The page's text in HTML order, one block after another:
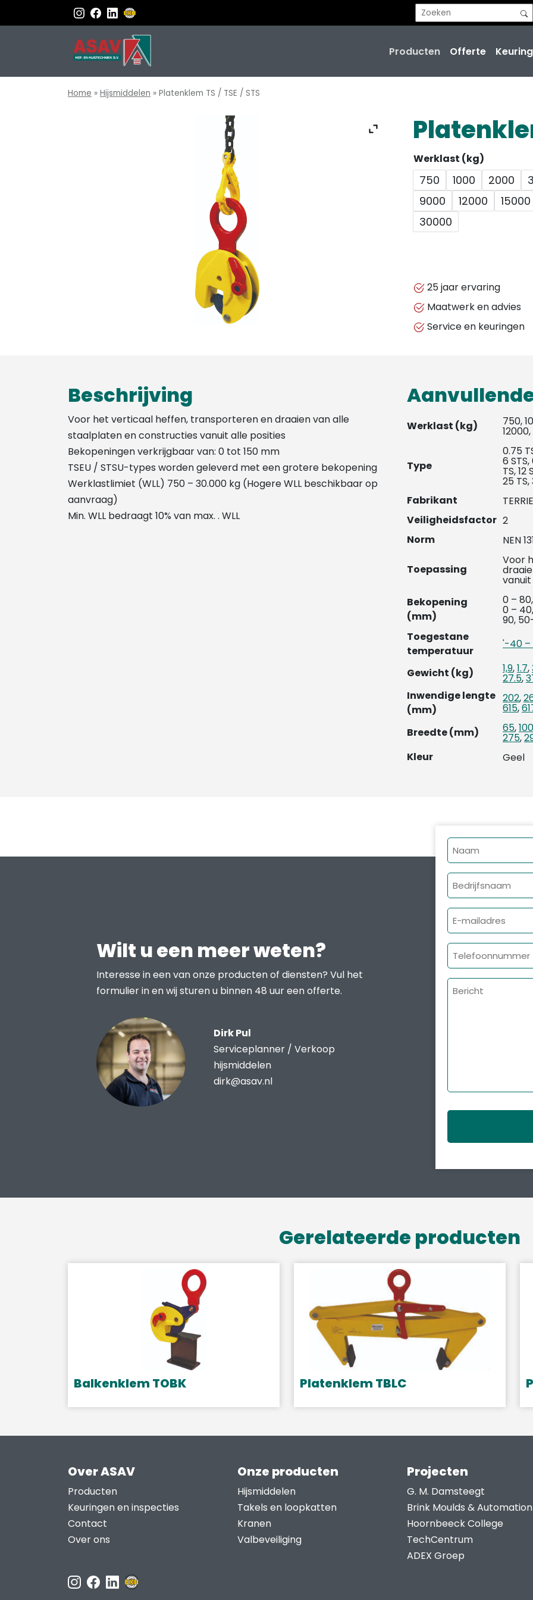
Producten Offerte
Home » Hijsmiddelen » Platenklem TS / TSE / STS
Werklast (kg)
750 1000 2000
9000
12000
15000
30000
25 jaar ervaring
Maatwerk en advies
Service en keuringen
Beschrijving
Voor het verticaal heffen, transporteren en draaien van alle
staalplaten en constructies vanuit alle posities
Bekopeningen verkrijgbaar van: 0 tot 150 mm
TSEU / STSU-types worden geleverd met een grotere bekopening
Werklastlimiet (WLL) 750 – 30.000 kg (Hogere WLL beschikbaar op
aanvraag)
Min. WLL bedraagt 10% van max. . WLL
Werklast (kg) 750,
Type
0.75
6 STS,
TS, 12
25 TS,
Fabrikant
Veiligheidsfactor 2
Norm
NEN
Toepassing
Voor
Bekopening
(mm)
0 –
0 –
90,
Toegestane
temperatuur
'-40 –
Gewicht (kg) 1,9,1.7,
27.5,
Inwendige lengte
(mm)
202,
615,
Breedte (mm)
65,100
275,
Kleur
Geel
Wilt u een meer weten?
Interesse in een van onze producten of diensten? Vul het
formulier in en wij sturen u binnen 48 uur een offerte.
Dirk Pul
Serviceplanner / Verkoop
hijsmiddelen
dirk@asav.nl
Naam
Bedrijfsnaam
E-
mailadres
Bericht
Gerelateerde producten
Balkenklem TOBK Platenklem TBLC
heeft
variaties.
kan
worden
Over ASAV
Producten
Keuringen en inspecties
Contact
Over ons
Onze producten
Hijsmiddelen
Takels en loopkatten
Kranen
Valbeveiliging
Projecten
G. M. Damsteegt
Brink Moulds & Automation
Hoornbeeck College
TechCentrum
ADEX Groep